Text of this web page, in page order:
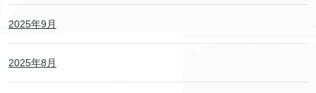
2025年9月
2025年8月